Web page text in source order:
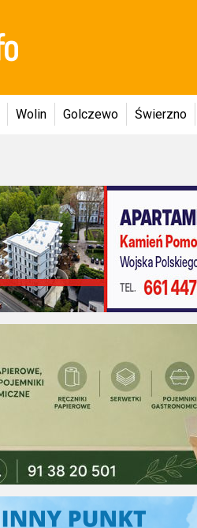
Wolin Golczewo Świerzno